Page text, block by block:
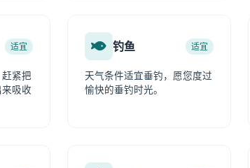
适宜
紧把
吸收
钓鱼 适宜
天气条件适宜垂钓，愿您度过
愉快的垂钓时光。